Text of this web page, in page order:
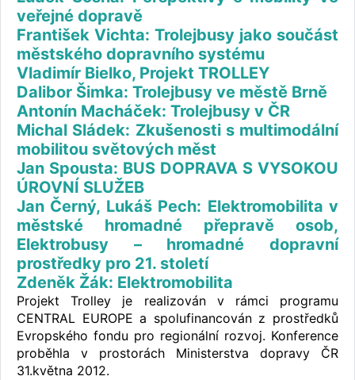
veřejné dopravě
František Vichta: Trolejbusy jako součást
městského dopravního systému
Vladimír Bielko, Projekt TROLLEY
Dalibor Šimka: Trolejbusy ve městě Brně
Antonín Macháček: Trolejbusy v ČR
Michal Sládek: Zkušenosti s multimodální
mobilitou světových měst
Jan Spousta: BUS DOPRAVA S VYSOKOU
ÚROVNÍ SLUŽEB
Jan Černý, Lukáš Pech: Elektromobilita v
městské hromadné přepravě osob,
Elektrobusy – hromadné dopravní
prostředky pro 21. století
Zdeněk Žák: Elektromobilita
Projekt Trolley je realizován v rámci programu
CENTRAL EUROPE a spolufinancován z prostředků
Evropského fondu pro regionální rozvoj. Konference
proběhla v prostorách Ministerstva dopravy ČR
31.května 2012.